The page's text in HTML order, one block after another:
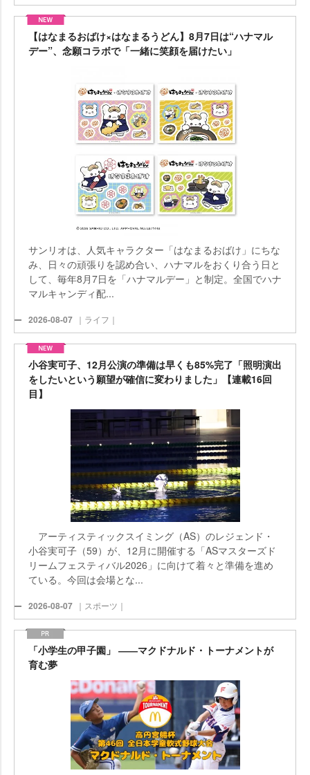
【はなまるおばけ×はなまるうどん】8月7日は“ハナマル
デー”、念願コラボで「一緒に笑顔を届けたい」
サンリオは、人気キャラクター「はなまるおばけ」にちな
み、日々の頑張りを認め合い、ハナマルをおくり合う日と
して、毎年8月7日を「ハナマルデー」と制定。全国でハナ
マルキャンディ配...
2026-08-07 ｜ライフ｜
小谷実可子、12月公演の準備は早くも85%完了「照明演出
をしたいという願望が確信に変わりました」【連載16回
目】
アーティスティックスイミング（AS）のレジェンド・
小谷実可子（59）が、12月に開催する「ASマスターズド
リームフェスティバル2026」に向けて着々と準備を進め
ている。今回は会場とな...
2026-08-07 ｜スポーツ｜
「小学生の甲子園」 ――マクドナルド・トーナメントが
育む夢